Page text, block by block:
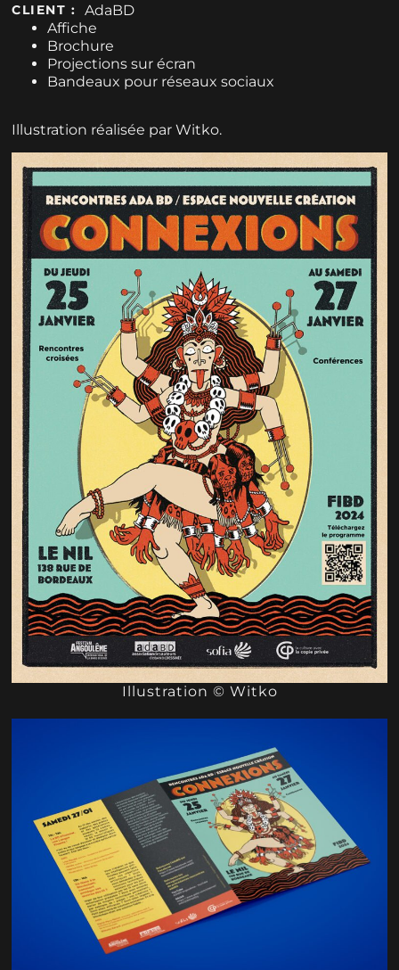
CLIENT :
AdaBD
Affiche
Brochure
Projections sur écran
Bandeaux pour réseaux sociaux
Illustration réalisée par Witko.
Illustration © Witko